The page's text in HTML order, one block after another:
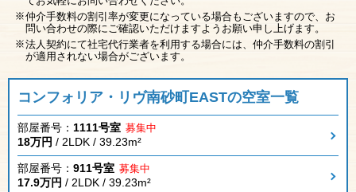
仲介手数料の割引率が変更になっている場合もございますので、お
問い合わせの際にご確認いただけますようお願い申し上げます。
法人契約にて社宅代行業者を利用する場合には、仲介手数料の割引
が適用されない場合がございます。
コンフォリア・リヴ南砂町EASTの空室一覧
部屋番号： 1111号室 募集中
18万円 / 2LDK / 39.23m²
部屋番号： 911号室 募集中
17.9万円 / 2LDK / 39.23m²